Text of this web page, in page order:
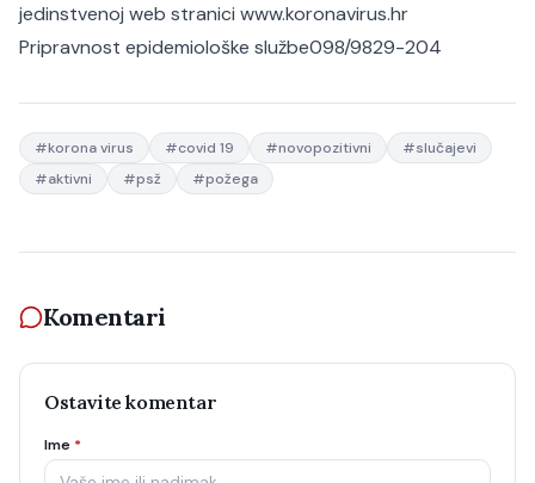
jedinstvenoj web stranici www.koronavirus.hr
Pripravnost epidemiološke službe098/9829-204
#korona virus #covid 19 #novopozitivni #slučajevi
#aktivni #psž #požega
Komentari
Ostavite komentar
Ime *